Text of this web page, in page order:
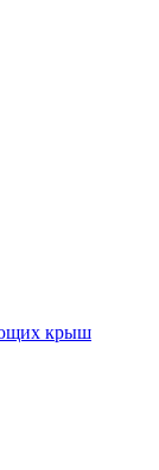
крыш